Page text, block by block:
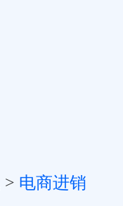
> 电商进销